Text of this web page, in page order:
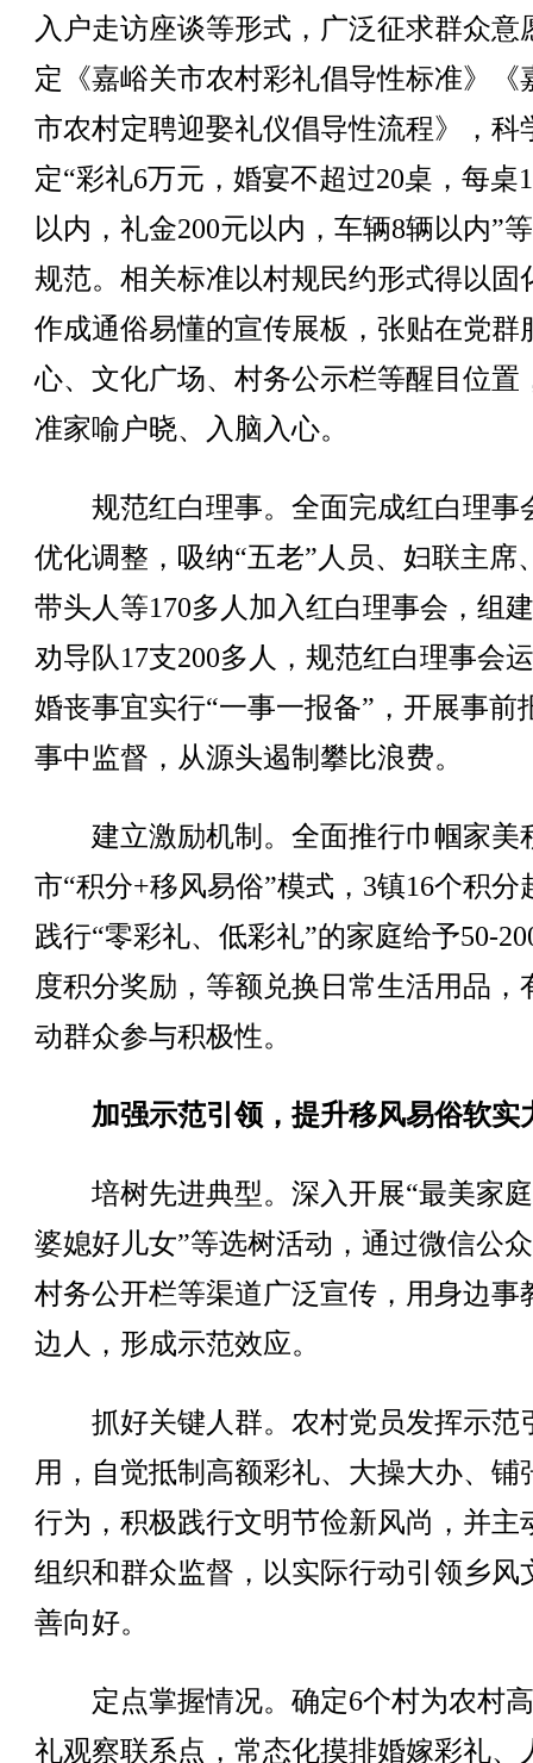
入户走访座谈等形式，广泛征求群众意
定《嘉峪关市农村彩礼倡导性标准》《
市农村定聘迎娶礼仪倡导性流程》，科
定“彩礼6万元，婚宴不超过20桌，每桌
以内，礼金200元以内，车辆8辆以内”
规范。相关标准以村规民约形式得以固
作成通俗易懂的宣传展板，张贴在党群
心、文化广场、村务公示栏等醒目位置
准家喻户晓、入脑入心。
规范红白理事。全面完成红白理事
优化调整，吸纳“五老”人员、妇联主席
带头人等170多人加入红白理事会，组
劝导队17支200多人，规范红白理事会
婚丧事宜实行“一事一报备”，开展事前
事中监督，从源头遏制攀比浪费。
建立激励机制。全面推行巾帼家美
市“积分+移风易俗”模式，3镇16个积分
践行“零彩礼、低彩礼”的家庭给予50-
度积分奖励，等额兑换日常生活用品，
动群众参与积极性。
加强示范引领，提升移风易俗软实
培树先进典型。深入开展“最美家庭
婆媳好儿女”等选树活动，通过微信公
村务公开栏等渠道广泛宣传，用身边事
边人，形成示范效应。
抓好关键人群。农村党员发挥示范
用，自觉抵制高额彩礼、大操大办、铺
行为，积极践行文明节俭新风尚，并主
组织和群众监督，以实际行动引领乡风
善向好。
定点掌握情况。确定6个村为农村
礼观察联系点，常态化摸排婚嫁彩礼、